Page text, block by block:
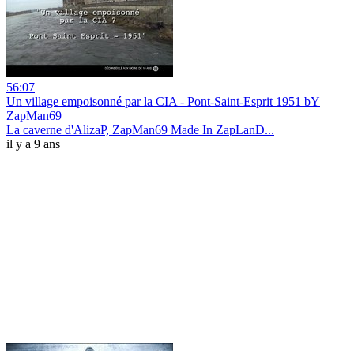
56:07
Un village empoisonné par la CIA - Pont-Saint-Esprit 1951 bY
ZapMan69
La caverne d'AlizaP, ZapMan69 Made In ZapLanD...
il y a 9 ans